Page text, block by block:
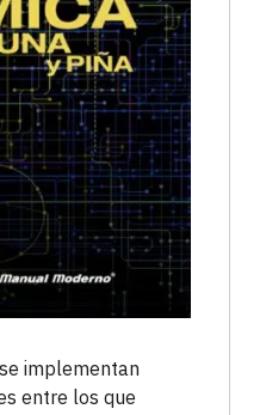
implementan
entre los que